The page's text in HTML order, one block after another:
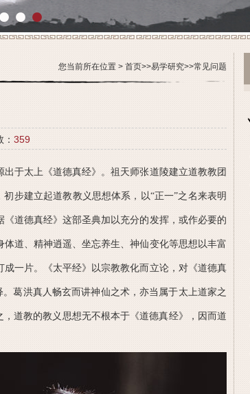
1
您当前所在位置 > 首页>>易学研究>>常见问题
359
于太上《道德真经》。祖天师张道陵建立道教教团
步建立起道教教义思想体系，以“正一”之名来表明
道德真经》这部圣典加以充分的发挥，或作必要的
道、精神逍遥、坐忘养生、神仙变化等思想以丰富
一片。《太平经》以宗教教化而立论，对《道德真
葛洪真人畅玄而讲神仙之术，亦当属于太上道家之
道教的教义思想无不根本于《道德真经》，因而道